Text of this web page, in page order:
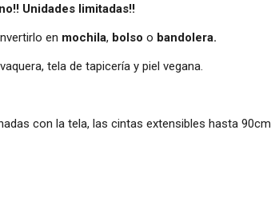
Unidades limitadas!!
en mochila, bolsoo bandolera.
tela de tapicería y piel vegana.
con la tela, las cintas extensibles hasta 90cm.